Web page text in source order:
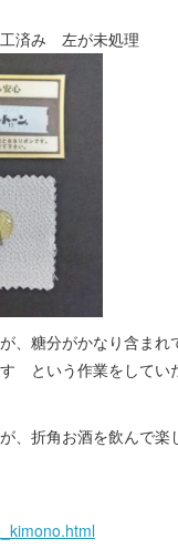
済み 左が未処理
、糖分がかなり含ま
いう作業をしていた
、折角お酒を飲んで